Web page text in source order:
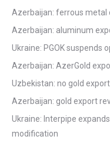
Azerbaijan: ferrous metal
Azerbaijan: aluminum
Ukraine: PGOK suspends
Azerbaijan: AzerGold
Uzbekistan: no gold
Azerbaijan: gold export
Ukraine: Interpipe
modification